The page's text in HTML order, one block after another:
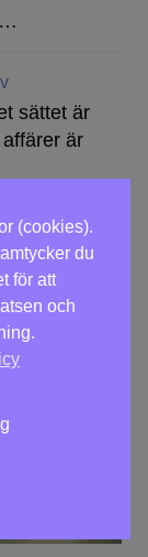
sättet är
är
(cookies).
du
för att
och